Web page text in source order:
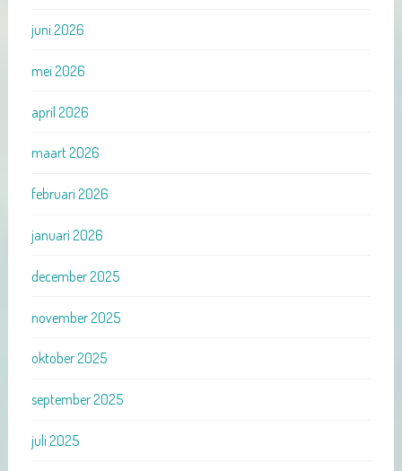
juni 2026
mei 2026
april 2026
maart 2026
februari 2026
januari 2026
december 2025
november 2025
oktober 2025
september 2025
juli 2025